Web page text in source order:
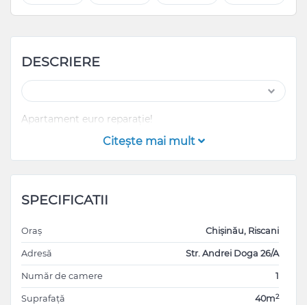
DESCRIERE
Apartament euro reparație!
Citeşte mai mult
SPECIFICATII
Oraș Chișinău, Riscani
Adresă Str. Andrei Doga 26/A
Număr de camere 1
Suprafață 40m2